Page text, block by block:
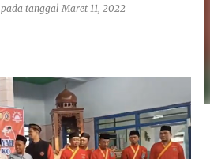
pada tanggalMaret 11, 2022